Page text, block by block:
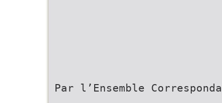
Par l’Ensemble